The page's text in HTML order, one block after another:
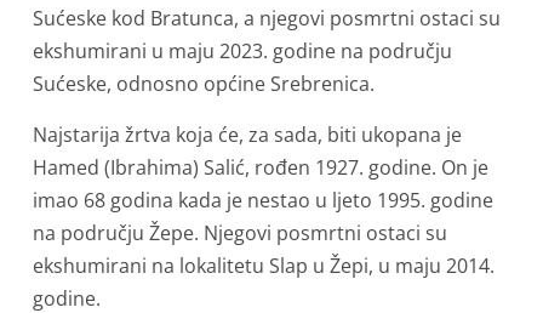
Sućeske kod Bratunca, a njegovi posmrtni ostaci su
ekshumirani u maju 2023. godine na području
Sućeske, odnosno općine Srebrenica.
Najstarija žrtva koja će, za sada, biti ukopana je
Hamed (Ibrahima) Salić, rođen 1927. godine. On je
imao 68 godina kada je nestao u ljeto 1995. godine
na području Žepe. Njegovi posmrtni ostaci su
ekshumirani na lokalitetu Slap u Žepi, u maju 2014.
godine.